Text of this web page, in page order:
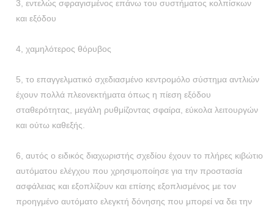
3, εντελώς σφραγισμένος επάνω του συστήματος κολπίσκων
και εξόδου
4, χαμηλότερος θόρυβος
5, το επαγγελματικό σχεδιασμένο κεντρομόλο σύστημα αντλιών
έχουν πολλά πλεονεκτήματα όπως η πίεση εξόδου
σταθερότητας, μεγάλη ρυθμίζοντας σφαίρα, εύκολα λειτουργών
και ούτω καθεξής.
6, αυτός ο ειδικός διαχωριστής σχεδίου έχουν το πλήρες κιβώτιο
αυτόματου ελέγχου που χρησιμοποίησε για την προστασία
ασφάλειας και εξοπλίζουν και επίσης εξοπλισμένος με τον
προηγμένο αυτόματο ελεγκτή δόνησης που μπορεί να δει την